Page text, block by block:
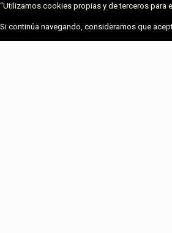
“Utilizamos cookies propias y de terceros para
Si continúa navegando, consideramos que